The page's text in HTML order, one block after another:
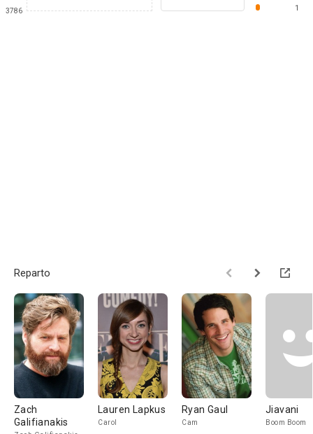
3786
1
Reparto
Zach
Galifianakis
Lauren Lapkus
Carol
Ryan Gaul
Cam
Jiavani
Boom Boom